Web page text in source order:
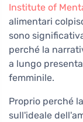
Institute of
alimentari
sono
perché la
a lungo
femminile.
Proprio perché
sull'ideale